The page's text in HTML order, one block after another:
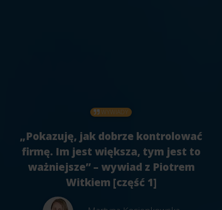
WYWIADY
„Pokazuję, jak dobrze kontrolować
firmę. Im jest większa, tym jest to
ważniejsze” – wywiad z Piotrem
Witkiem [część 1]